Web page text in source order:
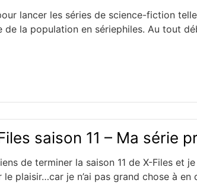
lancer les séries de science-fiction
de la population en sériephiles. Au tout
saison 11 – Ma série
de terminer la saison 11 de X-Files et
le plaisir…car je n’ai pas grand chose à en